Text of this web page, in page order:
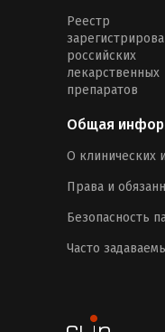
Реестр
российских
лекарственных
препаратов
Общая
О клинических
Права и
Безопасность
Часто